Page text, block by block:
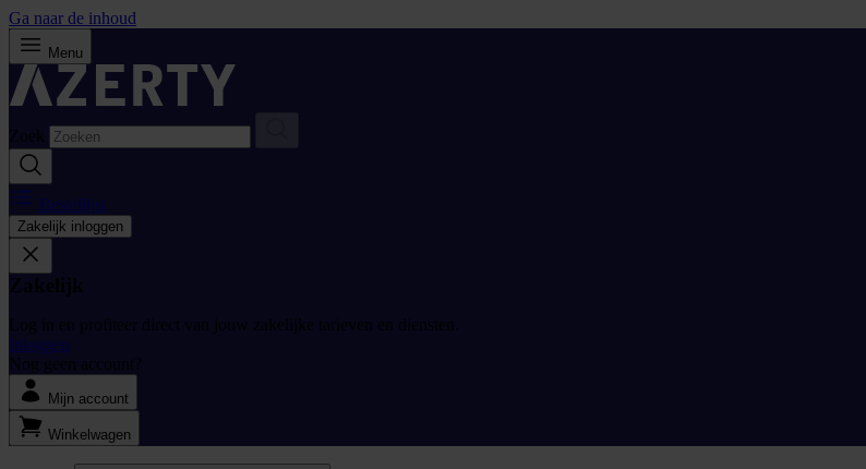
Ga naar de inhoud
Menu
Zoek
Bestellijst
Zakelijk inloggen
Zakelijk
Log in en profiteer direct van jouw zakelijke tarieven en diensten.
Inloggen
Nog geen account?
Mijn account
Winkelwagen